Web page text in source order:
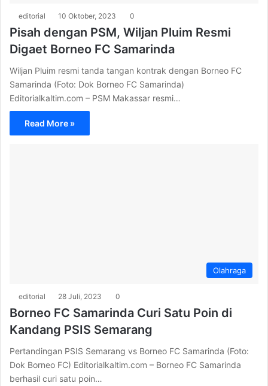
editorial 10 Oktober, 2023 0
Pisah dengan PSM, Wiljan Pluim Resmi
Digaet Borneo FC Samarinda
Wiljan Pluim resmi tanda tangan kontrak dengan Borneo FC
Samarinda (Foto: Dok Borneo FC Samarinda)
Editorialkaltim.com – PSM Makassar resmi…
Read More »
Olahraga
editorial 28 Juli, 2023 0
Borneo FC Samarinda Curi Satu Poin di
Kandang PSIS Semarang
Pertandingan PSIS Semarang vs Borneo FC Samarinda (Foto:
Dok Borneo FC) Editorialkaltim.com – Borneo FC Samarinda
berhasil curi satu poin…